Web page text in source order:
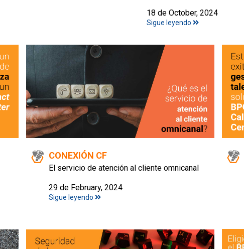
18 de October, 2024
Sigue leyendo
CONEXIÓN CF
El servicio de atención al cliente omnicanal
29 de February, 2024
Sigue leyendo